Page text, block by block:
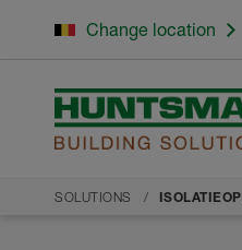
SOLUTIONS
Change location